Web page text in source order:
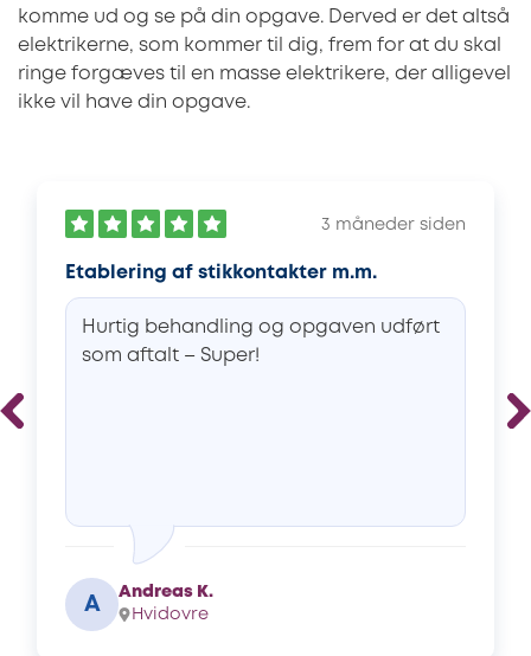
komme ud og se på din opgave. Derved er det altså
elektrikerne, som kommer til dig, frem for at du skal
ringe forgæves til en masse elektrikere, der alligevel
ikke vil have din opgave.
3 måneder siden
Etablering af stikkontakter m.m.
Hurtig behandling og opgaven udført
som aftalt – Super!
A
Andreas K.
Hvidovre